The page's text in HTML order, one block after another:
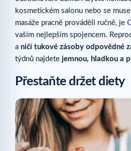
kosmetickém salonu nebo se
masáže pracně prováděli ručně, je
vaším nejlepším spojencem.
a ničí tukové zásoby odpovědné
týdnů najdete jemnou, hladkou a
Přestaňte držet diety